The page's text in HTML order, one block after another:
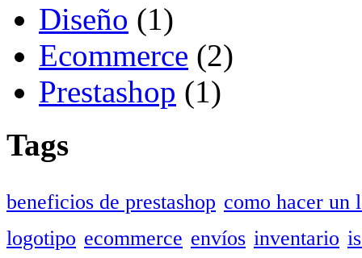
Diseño (1)
Ecommerce (2)
Prestashop (1)
Tags
beneficios de prestashop como hacer un
logotipo ecommerce envíos inventario